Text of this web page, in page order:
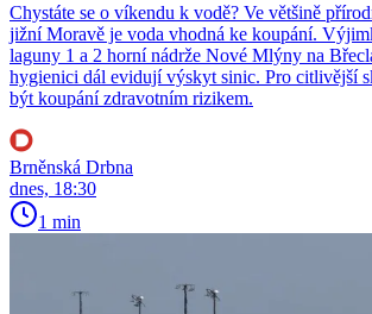
Chystáte se o víkendu k vodě? Ve většině
jižní Moravě je voda vhodná ke koupání.
laguny 1 a 2 horní nádrže Nové Mlýny na
hygienici dál evidují výskyt sinic. Pro citlivější
být koupání zdravotním rizikem.
Brněnská Drbna
dnes, 18:30
1 min